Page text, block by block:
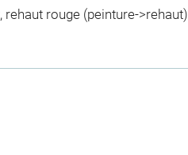
rouge (peinture->rehaut)